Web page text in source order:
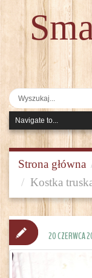
Strona główna
Kostka
20 CZERWCA